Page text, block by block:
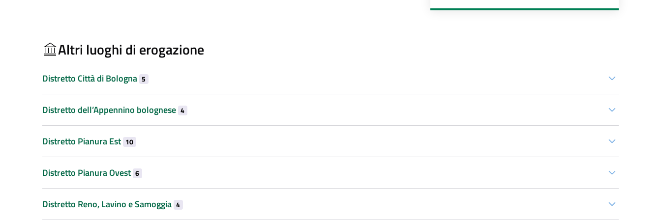
Altri luoghi di erogazione
Distretto Città di Bologna 5
Distretto dell’Appennino bolognese 4
Distretto Pianura Est 10
Distretto Pianura Ovest 6
Distretto Reno, Lavino e Samoggia 4